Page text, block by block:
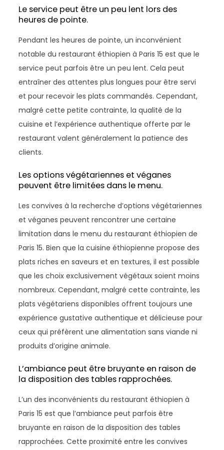
Le service peut être un peu lent lors des
heures de pointe.
Pendant les heures de pointe, un inconvénient
notable du restaurant éthiopien à Paris 15 est que le
service peut parfois être un peu lent. Cela peut
entraîner des attentes plus longues pour être servi
et pour recevoir les plats commandés. Cependant,
malgré cette petite contrainte, la qualité de la
cuisine et l’expérience authentique offerte par le
restaurant valent généralement la patience des
clients.
Les options végétariennes et véganes
peuvent être limitées dans le menu.
Les convives à la recherche d’options végétariennes
et véganes peuvent rencontrer une certaine
limitation dans le menu du restaurant éthiopien de
Paris 15. Bien que la cuisine éthiopienne propose des
plats riches en saveurs et en textures, il est possible
que les choix exclusivement végétaux soient moins
nombreux. Cependant, malgré cette contrainte, les
plats végétariens disponibles offrent toujours une
expérience gustative authentique et délicieuse pour
ceux qui préfèrent une alimentation sans viande ni
produits d’origine animale.
L’ambiance peut être bruyante en raison de
la disposition des tables rapprochées.
L’un des inconvénients du restaurant éthiopien à
Paris 15 est que l’ambiance peut parfois être
bruyante en raison de la disposition des tables
rapprochées. Cette proximité entre les convives